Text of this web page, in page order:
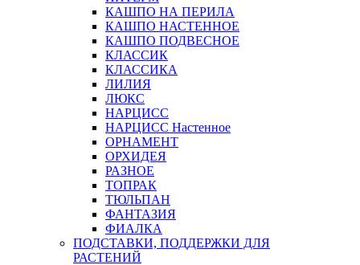
КАШПО НА ПЕРИЛА
КАШПО НАСТЕННОЕ
КАШПО ПОДВЕСНОЕ
КЛАССИК
КЛАССИКА
ЛИЛИЯ
ЛЮКС
НАРЦИСС
НАРЦИСС Настенное
ОРНАМЕНТ
ОРХИДЕЯ
РАЗНОЕ
ТОПРАК
ТЮЛЬПАН
ФАНТАЗИЯ
ФИАЛКА
ПОДСТАВКИ, ПОДДЕРЖКИ ДЛЯ
РАСТЕНИЙ